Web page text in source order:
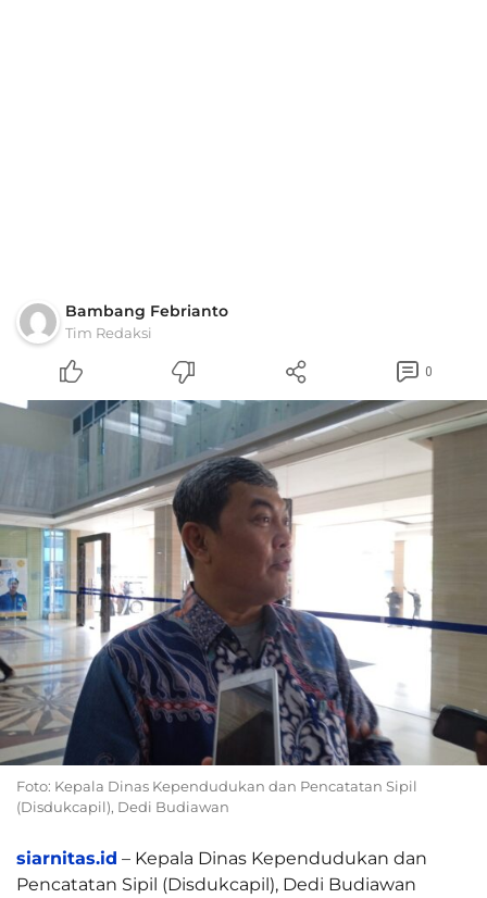
Bambang Febrianto
Tim Redaksi
0
Foto: Kepala Dinas Kependudukan dan Pencatatan Sipil
(Disdukcapil), Dedi Budiawan
siarnitas.id – Kepala Dinas Kependudukan dan
Pencatatan Sipil (Disdukcapil), Dedi Budiawan